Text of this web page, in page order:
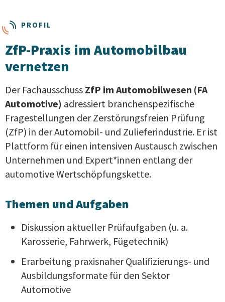
PROFIL
ZfP-Praxis im Automobilbau
vernetzen
Der Fachausschuss ZfP im Automobilwesen (FA
Automotive) adressiert branchenspezifische
Fragestellungen der Zerstörungsfreien Prüfung
(ZfP) in der Automobil- und Zulieferindustrie. Er ist
Plattform für einen intensiven Austausch zwischen
Unternehmen und Expert*innen entlang der
automotive Wertschöpfungskette.
Themen und Aufgaben
Diskussion aktueller Prüfaufgaben (u. a.
Karosserie, Fahrwerk, Fügetechnik)
Erarbeitung praxisnaher Qualifizierungs- und
Ausbildungsformate für den Sektor
Automotive